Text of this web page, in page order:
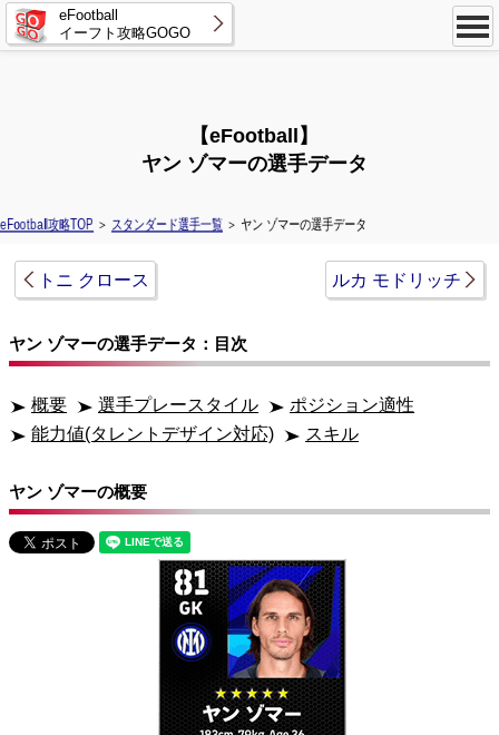
eFootball
イーフト攻略GOGO
【eFootball】
ヤン ゾマーの選手データ
eFootball攻略TOP ＞ スタンダード選手一覧 ＞ ヤン ゾマーの選手データ
トニ クロース ルカ モドリッチ
ヤン ゾマーの選手データ：目次
概要 選手プレースタイル
ポジション適性
能力値(タレントデザイン対応)
スキル
ヤン ゾマーの概要